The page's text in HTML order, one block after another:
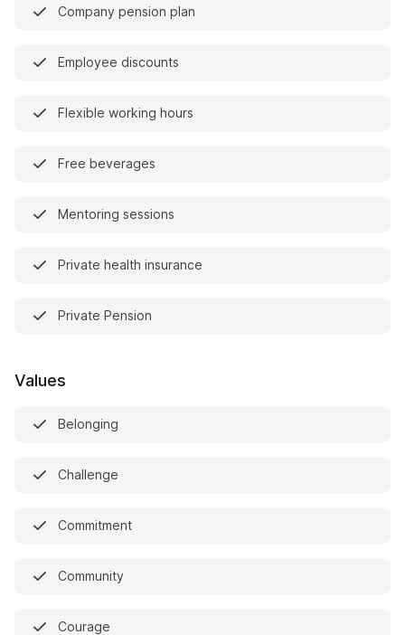
Company pension plan
Employee discounts
Flexible working hours
Free beverages
Mentoring sessions
Private health insurance
Private Pension
Values
Belonging
Challenge
Commitment
Community
Courage